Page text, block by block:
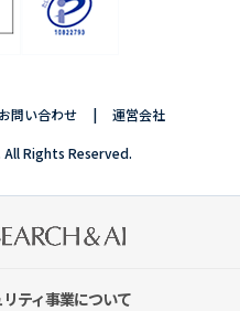
お問い合わせ 運営会社
Rights Reserved.
ティ事業について